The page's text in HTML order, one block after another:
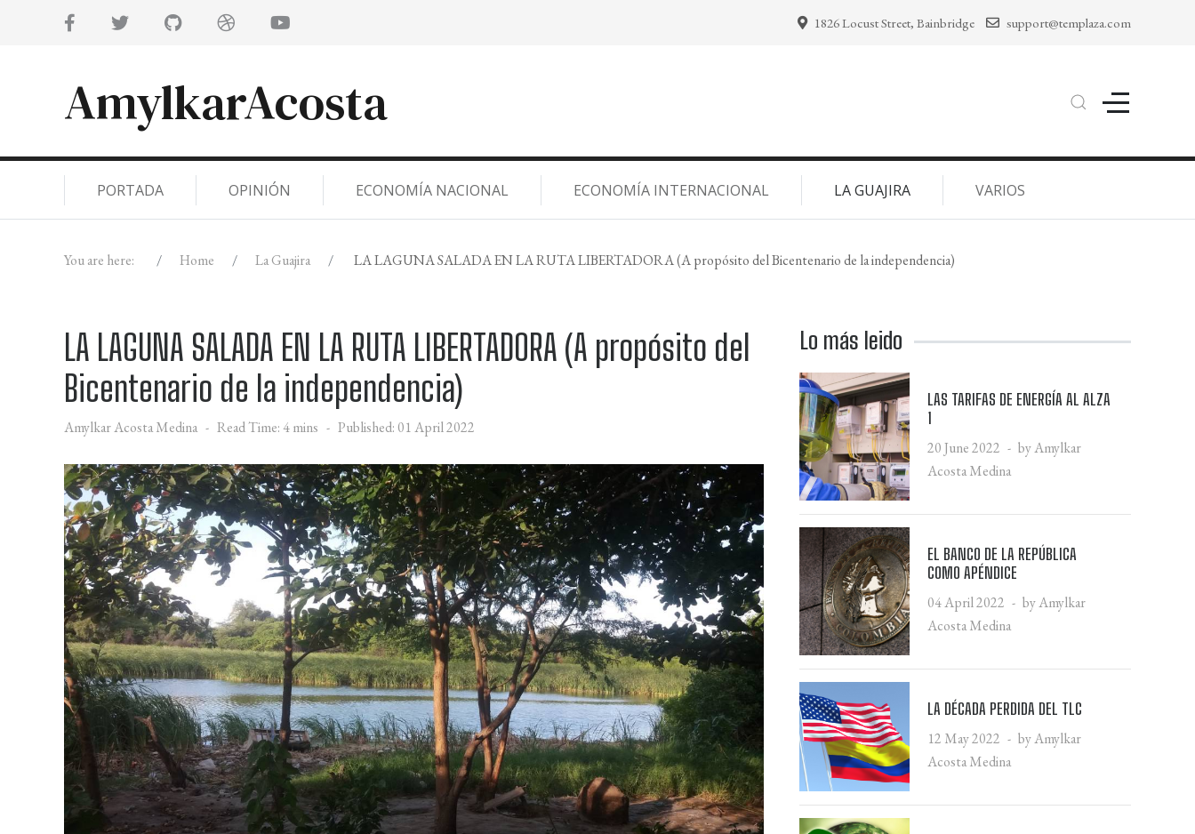
1826 Locust Street, Bainbridge support@templaza.com
AmylkarAcosta
PORTADA OPINIÓN ECONOMÍA NACIONAL ECONOMÍA INTERNACIONAL LA GUAJIRA VARIOS
You are here: Home La Guajira LA LAGUNA SALADA EN LA RUTA LIBERTADORA (A propósito del Bicentenario de la independencia)
LA LAGUNA SALADA EN LA RUTA LIBERTADORA (A propósito del
Bicentenario de la independencia)
Amylkar Acosta Medina Read Time: 4 mins Published: 01 April 2022
Lo más leido
LAS TARIFAS DE ENERGÍA AL ALZA
1
20 June 2022
by Amylkar
Acosta Medina
EL BANCO DE LA REPÚBLICA
COMO APÉNDICE
04 April 2022
by Amylkar
Acosta Medina
LA DÉCADA PERDIDA DEL TLC
12 May 2022
by Amylkar
Acosta Medina